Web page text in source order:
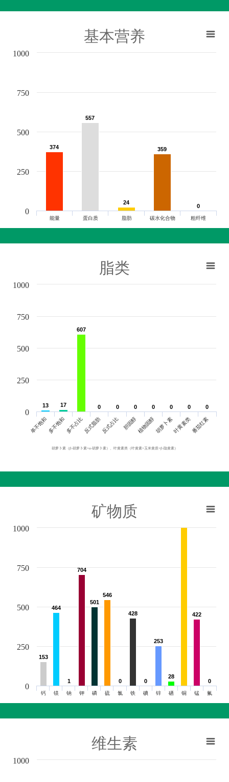
基本营养
374
374
557
557
24
24
359
359
0
0
能量 蛋白质 脂肪 碳水化合物 粗纤维
0
250
500
750
1000
脂类
胡萝卜素（β-胡萝卜素+α-胡萝卜素）、叶黄素类（叶黄素+玉米黄质+β-隐黄素）
13
13 17
17
607
607
0
0 0
0 0
0 0
0 0
0 0
0 0
0
单不饱和多不饱和多不占比反式脂肪反式占比 胆固醇植物固醇胡萝卜素叶黄素类番茄红素
0
250
500
750
1000
矿物质
153
153
464
464
1
1
704
704
501
501
546
546
0
0
428
428
0
0
253
253
28
28
422
422
0
0
钙 镁 钠 钾 磷 硫 氯 铁 碘 锌 硒 铜 锰 氟
0
250
500
750
1000
维生素
1000